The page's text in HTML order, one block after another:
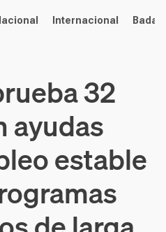
Internacional
32
ayudas
estable